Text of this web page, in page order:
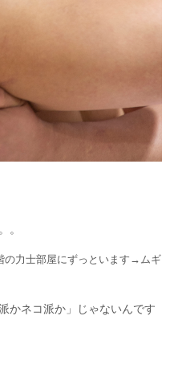
の力士部屋にずっといます→ムギ
かネコ派か」じゃないんです